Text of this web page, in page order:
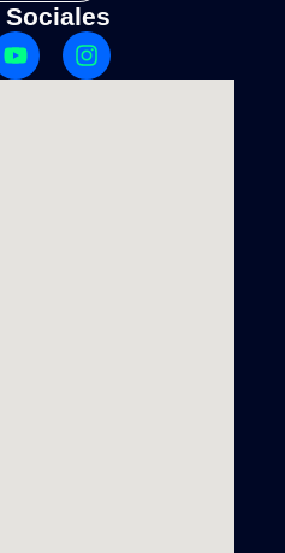
Sociales